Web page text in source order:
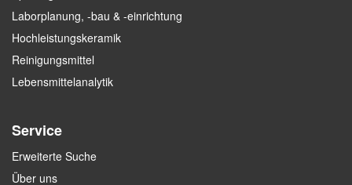
Laborplanung, -bau & -einrichtung
Hochleistungskeramik
Reinigungsmittel
Lebensmittelanalytik
Service
Erweiterte Suche
Über uns